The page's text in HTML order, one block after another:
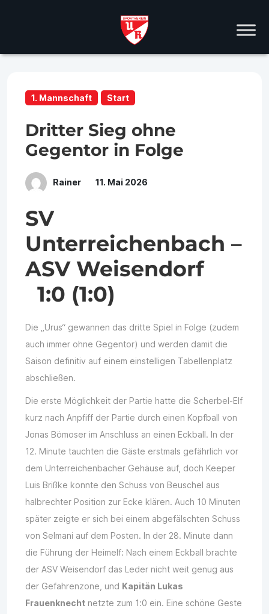
1. Mannschaft Start
Dritter Sieg ohne
Gegentor in Folge
Rainer 11. Mai 2026
SV
Unterreichenbach –
ASV Weisendorf
1:0 (1:0)
Die „Urus“ gewannen das dritte Spiel in Folge (zudem
auch immer ohne Gegentor) und werden damit die
Saison definitiv auf einem einstelligen Tabellenplatz
abschließen.
Die erste Möglichkeit der Partie hatte die Scherbel-Elf
kurz nach Anpfiff der Partie durch einen Kopfball von
Jonas Bömoser im Anschluss an einen Eckball. In der
12. Minute tauchten die Gäste erstmals gefährlich vor
dem Unterreichenbacher Gehäuse auf, doch Keeper
Luis Brißke konnte den Schuss von Beuschel aus
halbrechter Position zur Ecke klären. Auch 10 Minuten
später zeigte er sich bei einem abgefälschten Schuss
von Selmani auf dem Posten. In der 28. Minute dann
die Führung der Heimelf: Nach einem Eckball brachte
der ASV Weisendorf das Leder nicht weit genug aus
der Gefahrenzone, und Kapitän Lukas
Frauenknecht netzte zum 1:0 ein. Eine schöne Geste